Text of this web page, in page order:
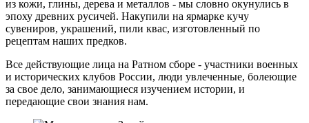
из кожи, глины, дерева и металлов - мы словно окунулись в
эпоху древних русичей. Накупили на ярмарке кучу
сувениров, украшений, пили квас, изготовленный по
рецептам наших предков.
Все действующие лица на Ратном сборе - участники военных
и исторических клубов России, люди увлеченные, болеющие
за свое дело, занимающиеся изучением истории, и
передающие свои знания нам.